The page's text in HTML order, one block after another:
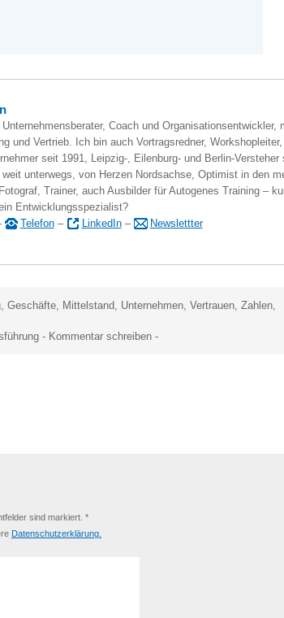
Coach und Organisationsentwickler,
und Vertrieb. Ich bin auch Vortragsredner, Workshopleiter,
seit 1991, Leipzig-, Eilenburg- und Berlin-Versteher
unterwegs, von Herzen Nordsachse, Optimist in den
Trainer, auch Ausbilder für Autogenes Training –
Entwicklungsspezialist?
Telefon– LinkedIn– Newslettter
,Geschäfte Mittelstand Unternehmen ,Vertrauen ,Zahlen
- Kommentar schreiben -
sind markiert. *
Datenschutzerklärung.